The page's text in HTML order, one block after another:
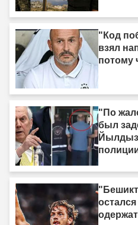
"Код
взял
потому
"По
был